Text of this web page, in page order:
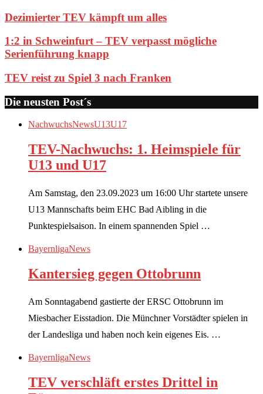
Dezimierter TEV kämpft um alles
1:2 in Schweinfurt – TEV verpasst mögliche
Serienführung knapp
TEV reist zu Spiel 3 nach Franken
Die neusten Post´s
NachwuchsNewsU13U17
TEV-Nachwuchs: 1. Heimspiele für
U13 und U17
Am Samstag, den 23.09.2023 um 16:00 Uhr startete unsere
U13 Mannschafts beim EHC Bad Aibling in die
Punktespielsaison. In einem spannenden Spiel …
BayernligaNews
Kantersieg gegen Ottobrunn
Am Sonntagabend gastierte der ERSC Ottobrunn im
Miesbacher Eisstadion. Die Münchner Vorstädter spielen in
der Landesliga und haben noch kein eigenes Eis. …
BayernligaNews
TEV verschläft erstes Drittel in